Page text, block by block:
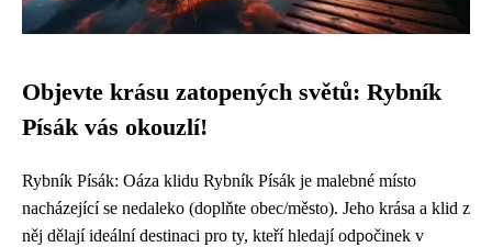
Objevte krásu zatopených světů: Rybník
Písák vás okouzlí!
Rybník Písák: Oáza klidu Rybník Písák je malebné místo
nacházející se nedaleko (doplňte obec/město). Jeho krása a klid z
něj dělají ideální destinaci pro ty, kteří hledají odpočinek v